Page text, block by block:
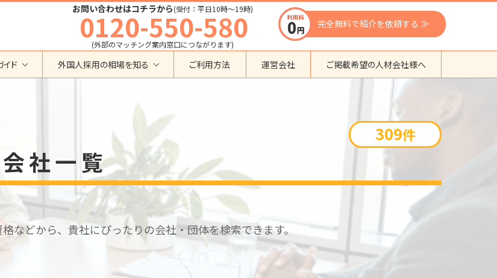
お問い合わせはコチラから(受付：平日10時〜19時)
0120-550-580
(外部のマッチング案内窓口につながります)
完全無料で紹介を依頼する ≫
文知識･国際業務
･定住者･配偶者
職
ンシップ
建設全般
製造全般
介護
清掃・ビルクリーニング
運送・ドライバー
自動車整備
宿泊
行政書士事務所
ド 外国人採用の相場を知る
特定技能外国人の受け入れ相場
技人国・高度人材の受け入れ相場
ご利用方法 運営会社 ご掲載希望の人材会社様へ
309件
社一覧
などから、貴社にぴったりの会社・団体を検索できます。